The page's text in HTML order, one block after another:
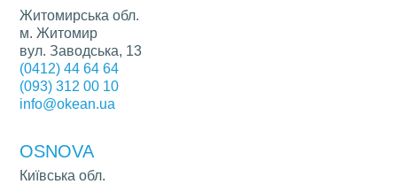
Житомирська обл.
м. Житомир
вул. Заводська, 13
(0412) 44 64 64
(093) 312 00 10
info@okean.ua
OSNOVA
Київська обл.